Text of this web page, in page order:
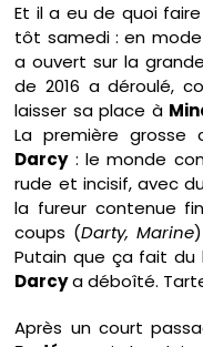
Et il a eu de quoi
tôt samedi : en
a ouvert sur la
de 2016 a déroulé,
laisser sa place à
La première grosse
Darcy: le monde
rude et incisif, avec
la fureur contenue
coups (Darty, Marine
Putain que ça fait du
Darcya déboîté.
Après un court